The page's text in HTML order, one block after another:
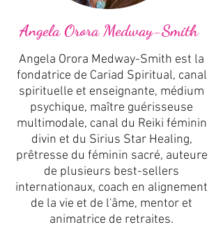
Angela Orora Medway-Smith
Angela Orora Medway-Smith est la
fondatrice de Cariad Spiritual, canal
spirituelle et enseignante, médium
psychique, maître guérisseuse
multimodale, canal du Reiki féminin
divin et du Sirius Star Healing,
prêtresse du féminin sacré, auteure
de plusieurs best-sellers
internationaux, coach en alignement
de la vie et de l'âme, mentor et
animatrice de retraites.